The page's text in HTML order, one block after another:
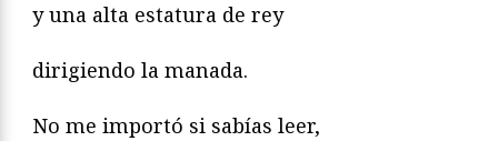
y una alta estatura de rey
dirigiendo la manada.
No me importó si sabías leer,